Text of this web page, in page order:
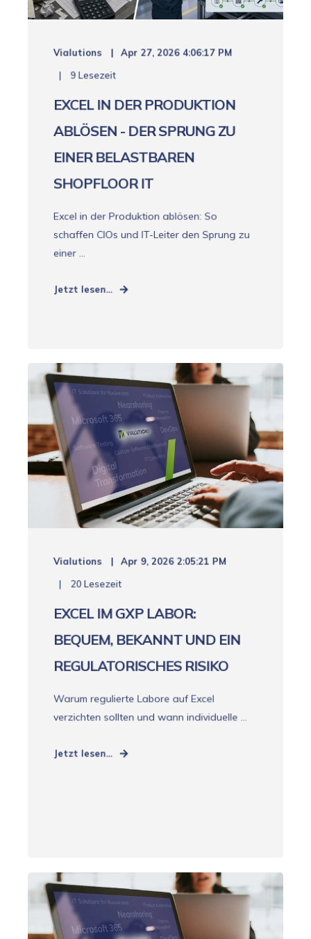
Vialutions Apr 27, 2026 4:06:17 PM
9 Lesezeit
EXCEL IN DER PRODUKTION
ABLÖSEN - DER SPRUNG ZU
EINER BELASTBAREN
SHOPFLOOR IT
Excel in der Produktion ablösen: So
schaffen CIOs und IT-Leiter den Sprung zu
einer ...
Jetzt lesen...
Vialutions Apr 9, 2026 2:05:21 PM
20 Lesezeit
EXCEL IM GXP LABOR:
BEQUEM, BEKANNT UND EIN
REGULATORISCHES RISIKO
Warum regulierte Labore auf Excel
verzichten sollten und wann individuelle ...
Jetzt lesen...